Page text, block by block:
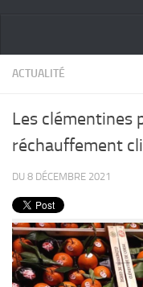
ACTUALITÉ
Entrées
Plats
ACTUALITÉ
Les clémentines
réchauffement
DU 8 DÉCEMBRE 2021